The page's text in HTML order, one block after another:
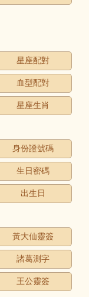
星座配對
血型配對
星座生肖
身份證號碼
生日密碼
出生日
黃大仙靈簽
諸葛測字
王公靈簽